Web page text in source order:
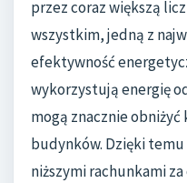
przez coraz większą
wszystkim, jedną z
efektywność
wykorzystują energię
mogą znacznie
budynków. Dzięki temu
niższymi rachunkami